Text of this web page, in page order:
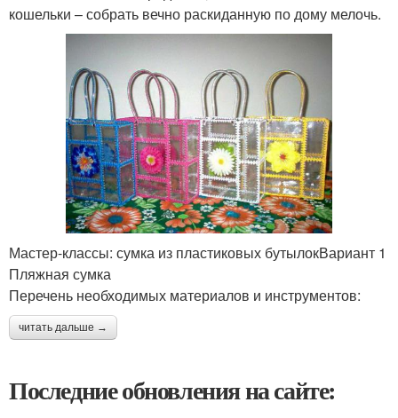
кошельки – собрать вечно раскиданную по дому мелочь.
Мастер-классы: сумка из пластиковых бутылокВариант 1
Пляжная сумка
Перечень необходимых материалов и инструментов:
читать дальше →
Последние обновления на сайте: